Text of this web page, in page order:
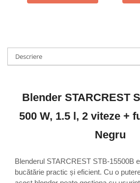
Descriere
Blender STARCREST
500 W, 1.5 l, 2 viteze +
Negru
Blenderul STARCREST STB-15500B
bucătărie practic și eficient. Cu o